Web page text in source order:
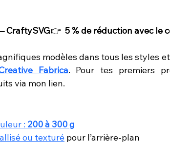
– CraftySVG👉 5 % de réduction avec le
modèles dans tous les styles
Fabrica. Pour tes premiers
via mon lien.
: 200 à 300 g
ou texturé pour l’arrière-plan